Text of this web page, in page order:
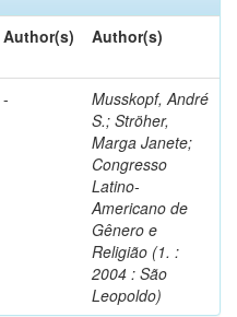
Author(s) Author(s)
-
Musskopf, André
S.; Ströher,
Marga Janete;
Congresso
Latino-
Americano de
Gênero e
Religião (1. :
2004 : São
Leopoldo)